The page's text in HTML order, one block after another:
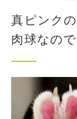
真ピンク
肉球なの